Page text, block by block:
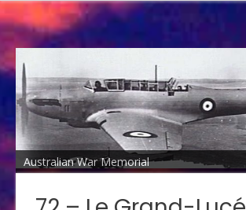
Australian War Memorial